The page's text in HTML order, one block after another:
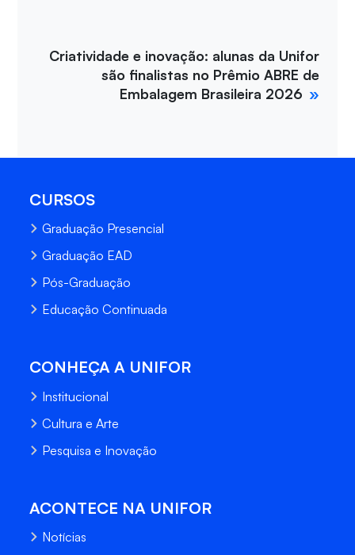
Criatividade e inovação: alunas da Unifor
são finalistas no Prêmio ABRE de
Embalagem Brasileira 2026
CURSOS
Graduação Presencial
Graduação EAD
Pós-Graduação
Educação Continuada
CONHEÇA A UNIFOR
Institucional
Cultura e Arte
Pesquisa e Inovação
ACONTECE NA UNIFOR
Notícias